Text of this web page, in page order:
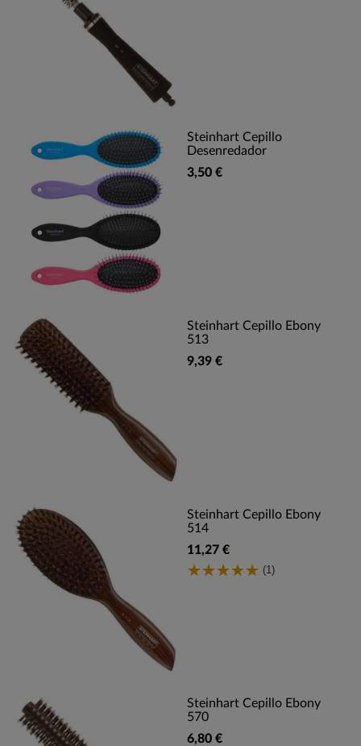
Steinhart Cepillo
Desenredador
3,50 €
Steinhart Cepillo Ebony
513
9,39 €
Steinhart Cepillo Ebony
514
11,27 €
(1)
Steinhart Cepillo Ebony
570
6,80 €